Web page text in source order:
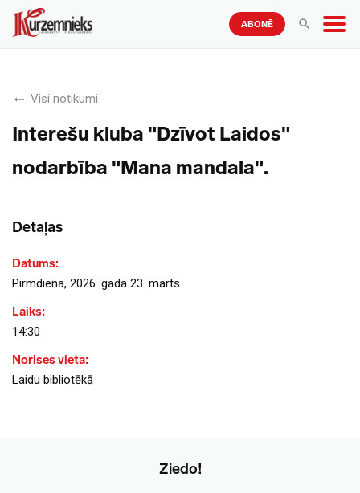
ABONĒ
Visi notikumi
Interešu kluba "Dzīvot Laidos"
nodarbība "Mana mandala".
Detaļas
Datums:
Pirmdiena, 2026. gada 23. marts
Laiks:
14:30
Norises vieta:
Laidu bibliotēkā
Ziedo!